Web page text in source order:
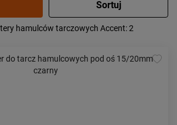
największa
od najwyższej
hamulców tarczowych Accent: 2